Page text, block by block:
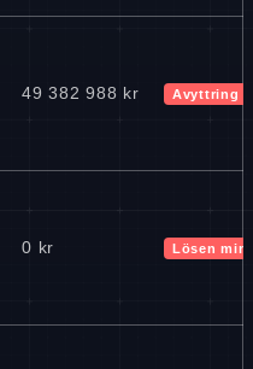
49 382 988 kr Avyttring
0 kr Lösen